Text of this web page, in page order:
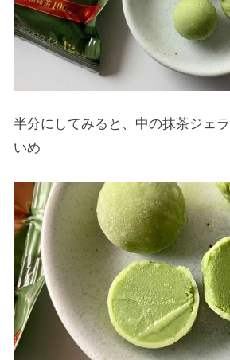
半分にしてみると、中の抹茶ジェ
いめ